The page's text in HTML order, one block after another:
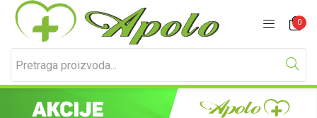
0
Prijavite se Registracija
Unesite svoje korisničko ime i lozinku za prijavu.